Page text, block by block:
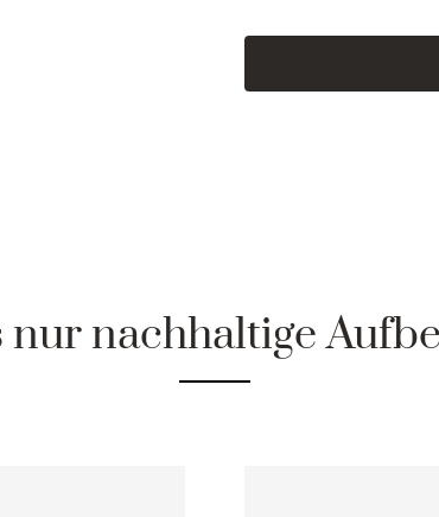
nachhaltige